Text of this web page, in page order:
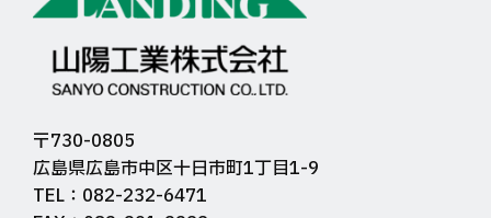
〒730-0805
広島県広島市中区十日市町1丁目1-9
TEL：082-232-6471